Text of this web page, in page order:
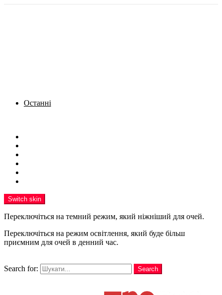
Останні
Switch skin
Переключіться на темний режим, який ніжніший для очей.
Переключіться на режим освітлення, який буде більш
приємним для очей в денний час.
Search for:
Search